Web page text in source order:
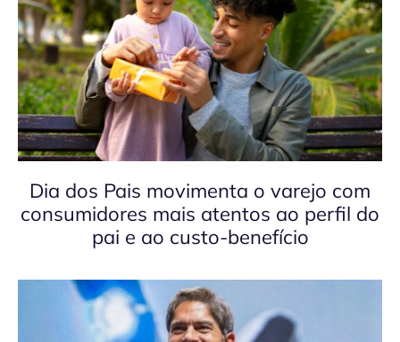
Dia dos Pais movimenta o varejo com
consumidores mais atentos ao perfil do
pai e ao custo-benefício